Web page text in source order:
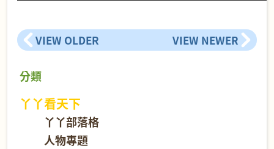
VIEW OLDER VIEW NEWER
分類
丫丫看天下
丫丫部落格
人物專題